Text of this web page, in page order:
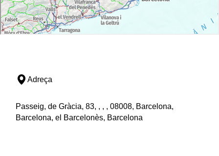
Adreça
Passeig, de Gràcia, 83, , , , 08008, Barcelona,
Barcelona, el Barcelonès, Barcelona